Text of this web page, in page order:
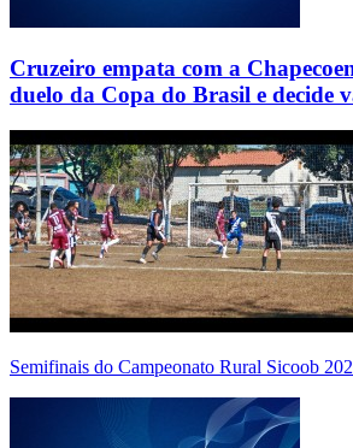
Cruzeiro empata com a
duelo da Copa do Brasil e decide
Semifinais do Campeonato Rural Sicoob